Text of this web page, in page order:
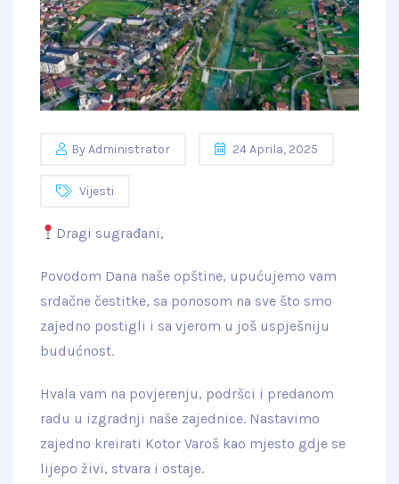
ByAdministrator 24 Aprila, 2025
Vijesti
Dragi sugrađani,
Povodom Dana naše opštine, upućujemo vam
srdačne čestitke, sa ponosom na sve što smo
zajedno postigli i sa vjerom u još uspješniju
budućnost.
Hvala vam na povjerenju, podršci i predanom
radu u izgradnji naše zajednice. Nastavimo
zajedno kreirati Kotor Varoš kao mjesto gdje se
lijepo živi, stvara i ostaje.